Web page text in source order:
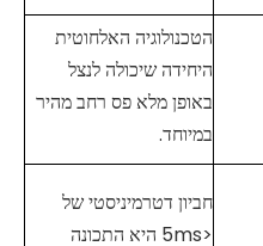
הטכנולוגיה האלחוטית
היחידה שיכולה לנצל
באופן מלא פס רחב מהיר
במיוחד.
חביון דטרמיניסטי של
<5ms היא התכונה